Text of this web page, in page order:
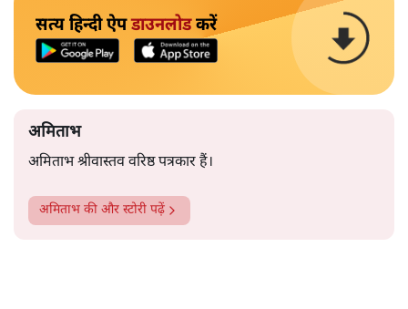
सत्य हिन्दी ऐपडाउनलोडकरें
अमिताभ
अमिताभ श्रीवास्तव वरिष्ठ पत्रकार हैं।
अमिताभ की और स्टोरी पढ़ें